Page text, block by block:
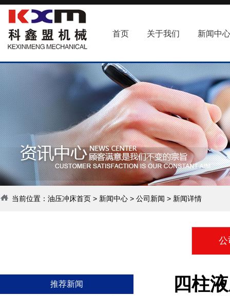
首页 关于我们 新闻中心
当前位置： 油压冲床首页 > 新闻中心 > 公司新闻 > 新闻详情
公
推荐新闻 四柱